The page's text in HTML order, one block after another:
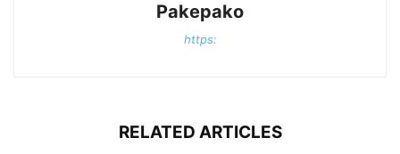
Pakepako
https:
RELATED ARTICLES